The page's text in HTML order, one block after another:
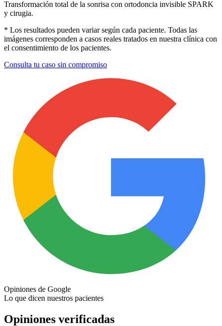
Transformación total de la sonrisa con ortodoncia invisible SPARK
y cirugia.
* Los resultados pueden variar según cada paciente. Todas las
imágenes corresponden a casos reales tratados en nuestra clínica con
el consentimiento de los pacientes.
Consulta tu caso sin compromiso
Opiniones de Google
Lo que dicen nuestros pacientes
Opiniones verificadas